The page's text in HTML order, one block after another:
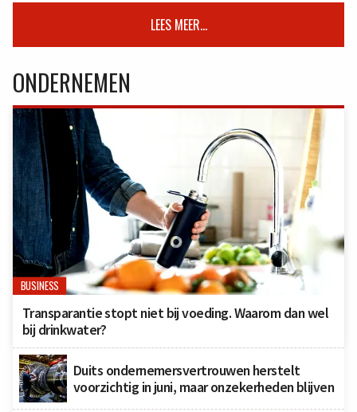
LEES MEER...
ONDERNEMEN
BUSINESS
Transparantie stopt niet bij voeding. Waarom dan wel
bij drinkwater?
Duits ondernemersvertrouwen herstelt
voorzichtig in juni, maar onzekerheden blijven